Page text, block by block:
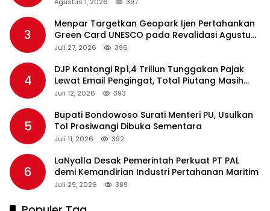
3
Menpar Targetkan Geopark Ijen Pertahankan
Green Card UNESCO pada Revalidasi Agustus
2026
Juli 27, 2026 396
4
DJP Kantongi Rp1,4 Triliun Tunggakan Pajak
Lewat Email Pengingat, Total Piutang Masih
Rp36 Triliun
Juli 12, 2026 393
5
Bupati Bondowoso Surati Menteri PU, Usulkan
Tol Prosiwangi Dibuka Sementara
Juli 11, 2026 392
6
LaNyalla Desak Pemerintah Perkuat PT PAL
demi Kemandirian Industri Pertahanan Maritim
Juli 29, 2026 389